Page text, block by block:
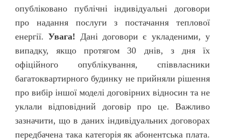
опубліковано публічні індивідуальні договори
про надання послуги з постачання теплової
енергії.Увага! Дані договори є укладеними, у
випадку, якщо протягом 30 днів, з дня їх
офіційного опублікування, співвласники
багатоквартирного будинку не прийняли рішення
про вибір іншої моделі договірних відносин та не
уклали відповідний договір про це. Важливо
зазначити, що в даних індивідуальних договорах
передбачена така категорія як абонентська плата.